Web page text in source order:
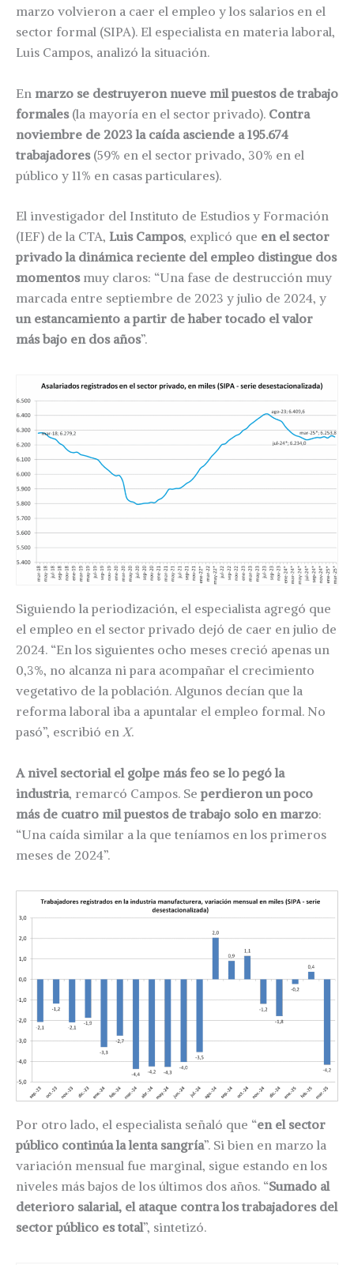
marzo volvieron a caer el empleo y los salarios en el
sector formal (SIPA). El especialista en materia laboral,
Luis Campos, analizó la situación.
En marzo se destruyeron nueve mil puestos de trabajo
formales(la mayoría en el sector privado). Contra
noviembre de 2023 la caída asciende a 195.674
trabajadores(59% en el sector privado, 30% en el
público y 11% en casas particulares).
El investigador del Instituto de Estudios y Formación
(IEF) de la CTA, Luis Campos, explicó que en el sector
privado la dinámica reciente del empleo distingue dos
momentosmuy claros: “Una fase de destrucción muy
marcada entre septiembre de 2023 y julio de 2024, y
un estancamiento a partir de haber tocado el valor
más bajo en dos años”.
Siguiendo la periodización, el especialista agregó que
el empleo en el sector privado dejó de caer en julio de
2024. “En los siguientes ocho meses creció apenas un
0,3%, no alcanza ni para acompañar el crecimiento
vegetativo de la población. Algunos decían que la
reforma laboral iba a apuntalar el empleo formal. No
pasó”, escribió en X.
A nivel sectorial el golpe más feo se lo pegó la
industria, remarcó Campos. Seperdieron un poco
más de cuatro mil puestos de trabajo solo en marzo:
“Una caída similar a la que teníamos en los primeros
meses de 2024”.
Por otro lado, el especialista señaló que “en el sector
público continúa la lenta sangría”. Si bien en marzo la
variación mensual fue marginal, sigue estando en los
niveles más bajos de los últimos dos años. “Sumado al
deterioro salarial, el ataque contra los trabajadores del
sector público es total”, sintetizó.